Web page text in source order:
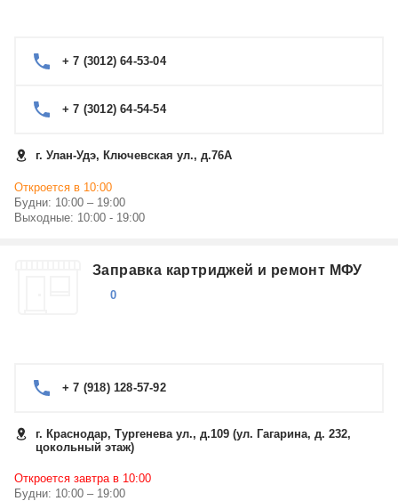
+ 7 (3012) 64-53-04
+ 7 (3012) 64-54-54
г. Улан-Удэ, Ключевская ул., д.76А
Откроется в 10:00
Будни: 10:00 – 19:00
Выходные: 10:00 - 19:00
Заправка картриджей и ремонт МФУ
0
+ 7 (918) 128-57-92
г. Краснодар, Тургенева ул., д.109 (ул. Гагарина, д. 232,
цокольный этаж)
Откроется завтра в 10:00
Будни: 10:00 – 19:00